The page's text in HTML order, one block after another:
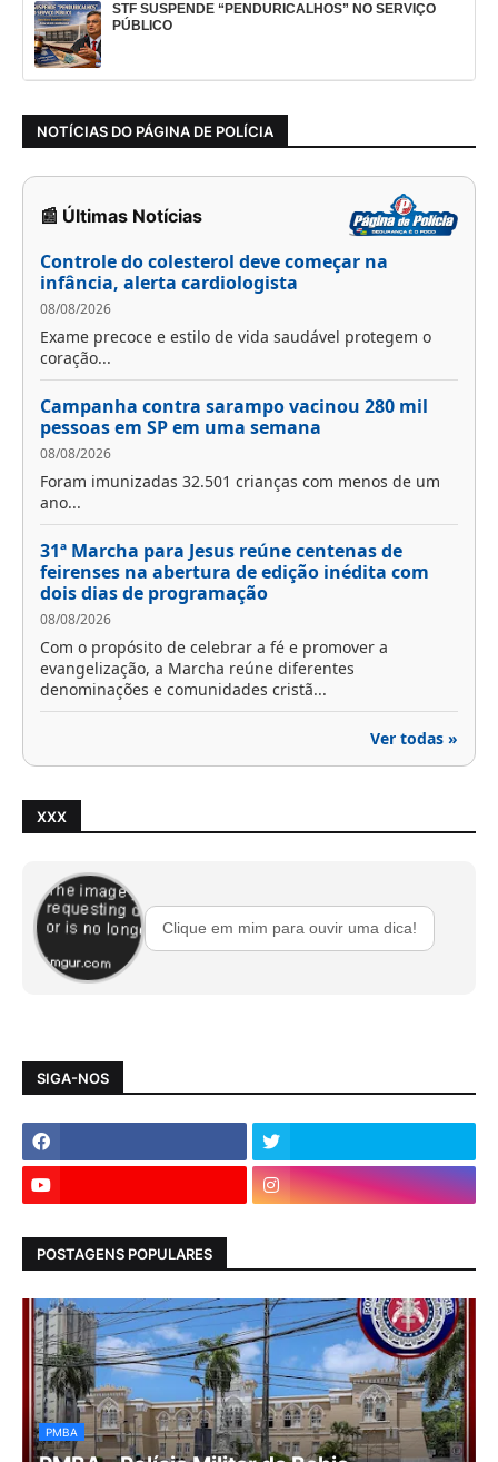
STF SUSPENDE “PENDURICALHOS” NO SERVIÇO
PÚBLICO
NOTÍCIAS DO PÁGINA DE POLÍCIA
📰 Últimas Notícias
Controle do colesterol deve começar na
infância, alerta cardiologista
08/08/2026
Exame precoce e estilo de vida saudável protegem o
coração...
Campanha contra sarampo vacinou 280 mil
pessoas em SP em uma semana
08/08/2026
Foram imunizadas 32.501 crianças com menos de um
ano...
31ª Marcha para Jesus reúne centenas de
feirenses na abertura de edição inédita com
dois dias de programação
08/08/2026
Com o propósito de celebrar a fé e promover a
evangelização, a Marcha reúne diferentes
denominações e comunidades cristã...
Ver todas »
XXX
Clique em mim para ouvir uma dica!
SIGA-NOS
POSTAGENS POPULARES
PMBA